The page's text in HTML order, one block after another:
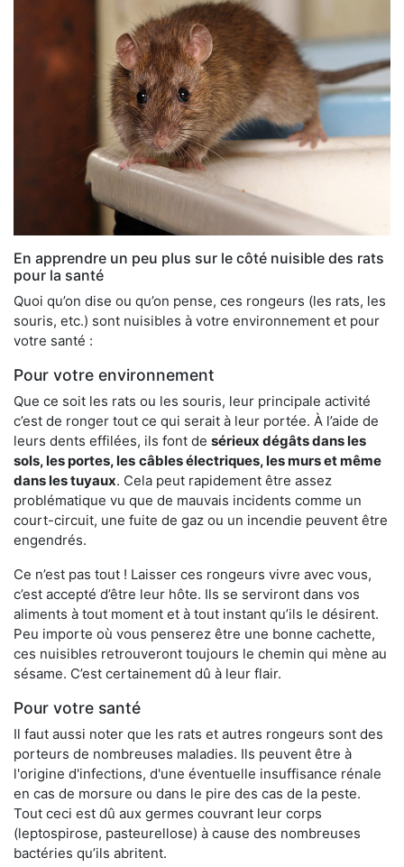
En apprendre un peu plus sur le côté nuisible des rats
pour la santé
Quoi qu’on dise ou qu’on pense, ces rongeurs (les rats, les
souris, etc.) sont nuisibles à votre environnement et pour
votre santé :
Pour votre environnement
Que ce soit les rats ou les souris, leur principale activité
c’est de ronger tout ce qui serait à leur portée. À l’aide de
leurs dents effilées, ils font de sérieux dégâts dans les
sols, les portes, les câbles électriques, les murs et même
dans les tuyaux. Cela peut rapidement être assez
problématique vu que de mauvais incidents comme un
court-circuit, une fuite de gaz ou un incendie peuvent être
engendrés.
Ce n’est pas tout ! Laisser ces rongeurs vivre avec vous,
c’est accepté d’être leur hôte. Ils se serviront dans vos
aliments à tout moment et à tout instant qu’ils le désirent.
Peu importe où vous penserez être une bonne cachette,
ces nuisibles retrouveront toujours le chemin qui mène au
sésame. C’est certainement dû à leur flair.
Pour votre santé
Il faut aussi noter que les rats et autres rongeurs sont des
porteurs de nombreuses maladies. Ils peuvent être à
l'origine d'infections, d'une éventuelle insuffisance rénale
en cas de morsure ou dans le pire des cas de la peste.
Tout ceci est dû aux germes couvrant leur corps
(leptospirose, pasteurellose) à cause des nombreuses
bactéries qu’ils abritent.